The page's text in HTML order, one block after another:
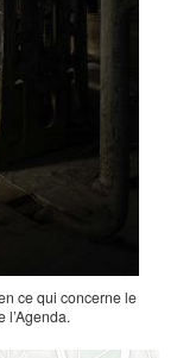
ce qui concerne le